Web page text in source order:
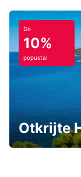
Do
10%
popusta!
Otkrijte